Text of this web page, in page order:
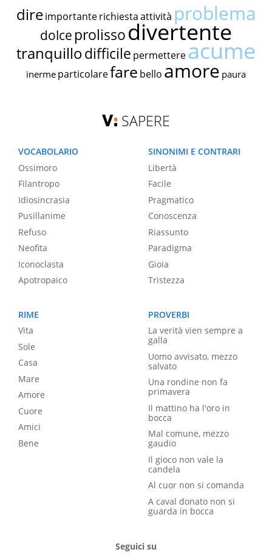
dire importante richiestaattività problema
dolce prolissodivertente
tranquillodifficile permettereacume
inerme particolarefare bello amore paura
SAPERE
VOCABOLARIO
Ossimoro
Filantropo
Idiosincrasia
Pusillanime
Refuso
Neofita
Iconoclasta
Apotropaico
SINONIMI E CONTRARI
Libertà
Facile
Pragmatico
Conoscenza
Riassunto
Paradigma
Gioia
Tristezza
RIME
Vita
Sole
Casa
Mare
Amore
Cuore
Amici
Bene
PROVERBI
La verità vien sempre a
galla
Uomo avvisato, mezzo
salvato
Una rondine non fa
primavera
Il mattino ha l'oro in
bocca
Mal comune, mezzo
gaudio
Il gioco non vale la
candela
Al cuor non si comanda
A caval donato non si
guarda in bocca
Seguici su